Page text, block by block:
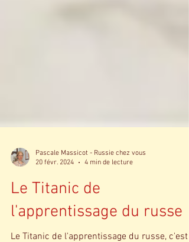
Pascale Massicot - Russie chez vous
20 févr. 2024
4 min de lecture
Le Titanic de